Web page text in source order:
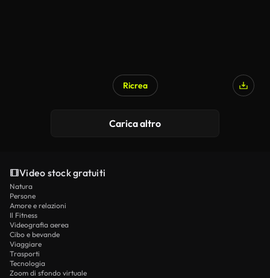
Ricrea
Carica altro
Video stock gratuiti
Natura
Persone
Amore e relazioni
Il Fitness
Videografia aerea
Cibo e bevande
Viaggiare
Trasporti
Tecnologia
Zoom di sfondo virtuale